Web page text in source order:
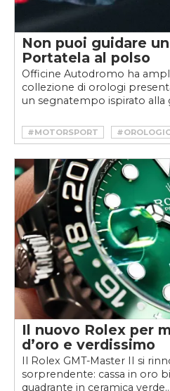
Non puoi guidare
Portatela al polso
Officine Autodromo ha
collezione di orologi
un segnatempo ispirato alla
#MOTORSPORT
#VELOCEOROLOGI
Il nuovo Rolex per
d’oro e verdissimo
Il Rolex GMT-Master II si
sorprendente: cassa in oro
quadrante in ceramica verde...